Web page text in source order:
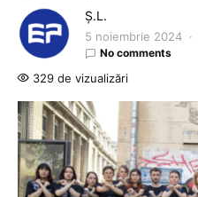
Ș.L.
5 noiembrie 2024
No comments
329 de vizualizări